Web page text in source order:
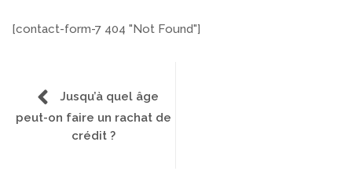
[contact-form-7 404 "Not Found"]
Jusqu’à quel âge
peut-on faire un rachat de
crédit ?